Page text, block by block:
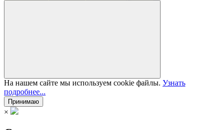
На нашем сайте мы используем cookie файлы. Узнать
подробнее...
Принимаю
×